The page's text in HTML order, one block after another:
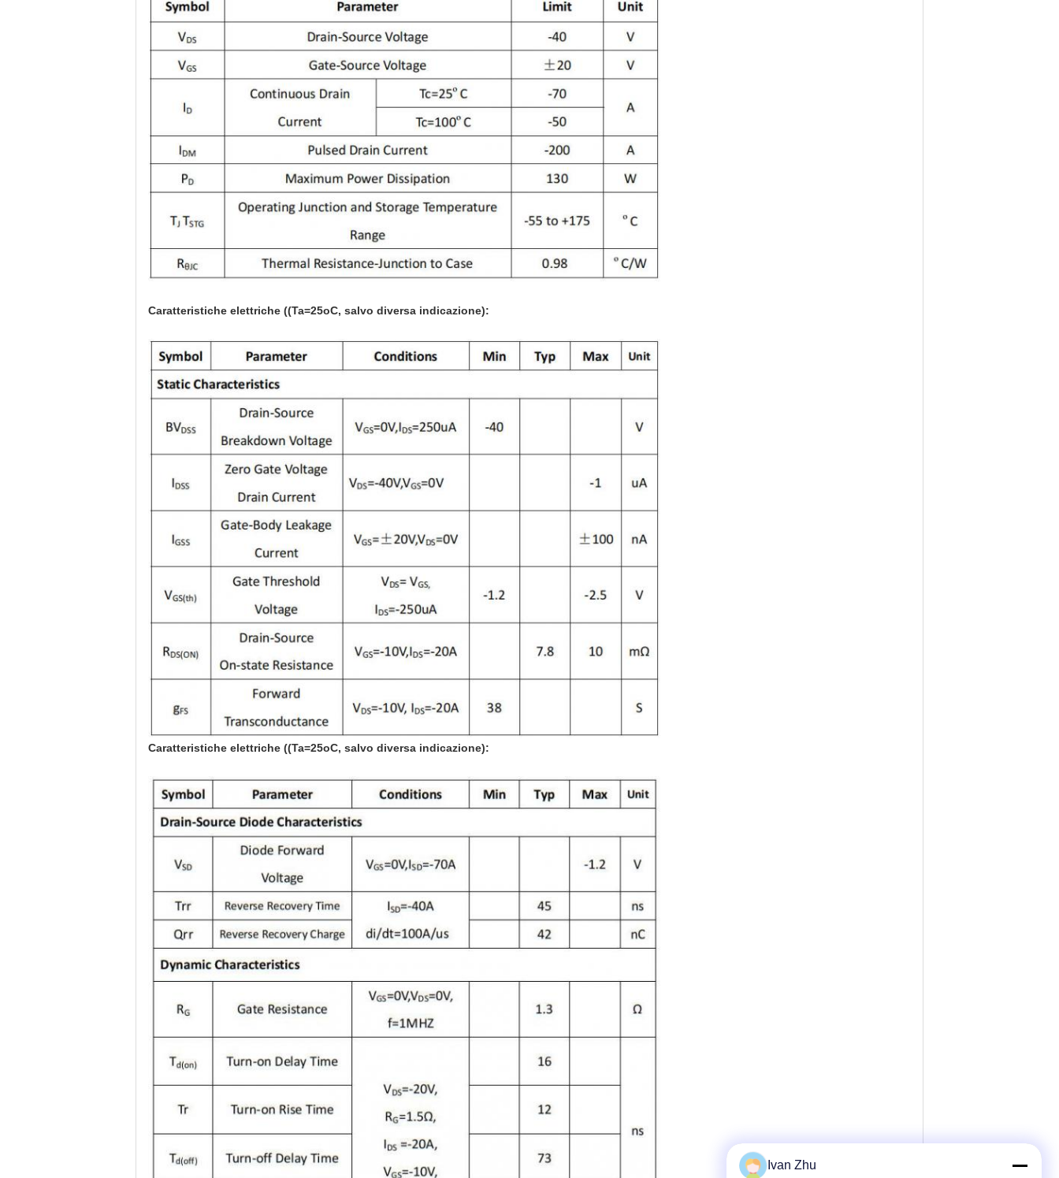
Caratteristiche elettriche ((Ta=25oC, salvo diversa indicazione):
Caratteristiche elettriche ((Ta=25oC, salvo diversa indicazione):
Ivan Zhu